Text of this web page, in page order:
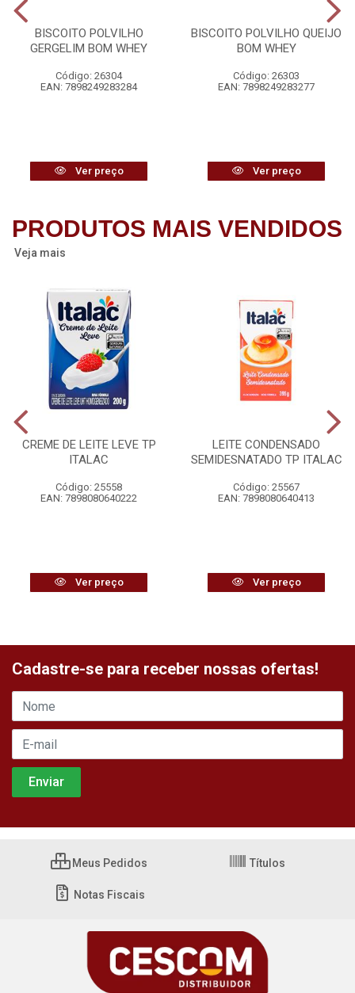
BISCOITO POLVILHO
GERGELIM BOM WHEY
Código: 26304
EAN: 7898249283284
Ver preço
BISCOITO POLVILHO QUEIJO
BOM WHEY
Código: 26303
EAN: 7898249283277
Ver preço
PRODUTOS MAIS VENDIDOS
Veja mais
CREME DE LEITE LEVE TP
ITALAC
Código: 25558
EAN: 7898080640222
Ver preço
LEITE CONDENSADO
SEMIDESNATADO TP ITALAC
Código: 25567
EAN: 7898080640413
Ver preço
Cadastre-se para receber nossas ofertas!
Meus Pedidos Títulos
Notas Fiscais